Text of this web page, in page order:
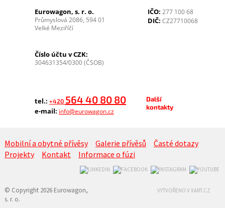
Eurowagon, s. r. o.
Průmyslová 2086, 594 01
Velké Meziříčí
IČO: 277 100 68
DIČ: CZ27710068
Číslo účtu v CZK:
304631354/0300 (ČSOB)
tel.: +420 564 40 80 80
e-mail: info@eurowagon.cz
Další
kontakty
Mobilní a obytné přívěsy Galerie přívěsů
Časté dotazy
Projekty
Kontakt Informace o fúzi
© Copyright 2026 Eurowagon,
s. r. o.
VYTVOŘENO V XART.CZ